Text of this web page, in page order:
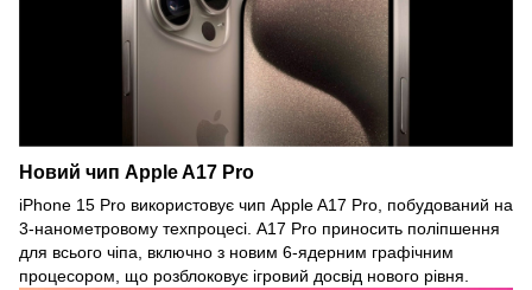
Новий чип Apple A17 Pro
iPhone 15 Pro використовує чип Apple A17 Pro, побудований на
3-нанометровому техпроцесі. A17 Pro приносить поліпшення
для всього чіпа, включно з новим 6-ядерним графічним
процесором, що розблоковує ігровий досвід нового рівня.